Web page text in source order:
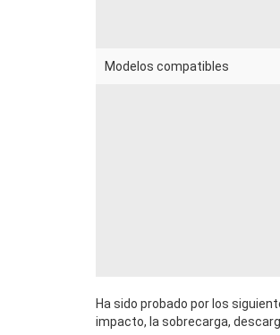
Modelos compatibles
Ha sido probado por los
impacto, la sobrecarga,